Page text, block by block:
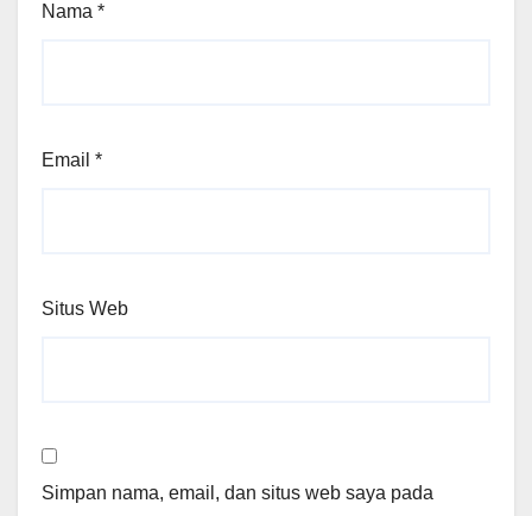
Nama *
Email *
Situs Web
Simpan nama, email, dan situs web saya pada